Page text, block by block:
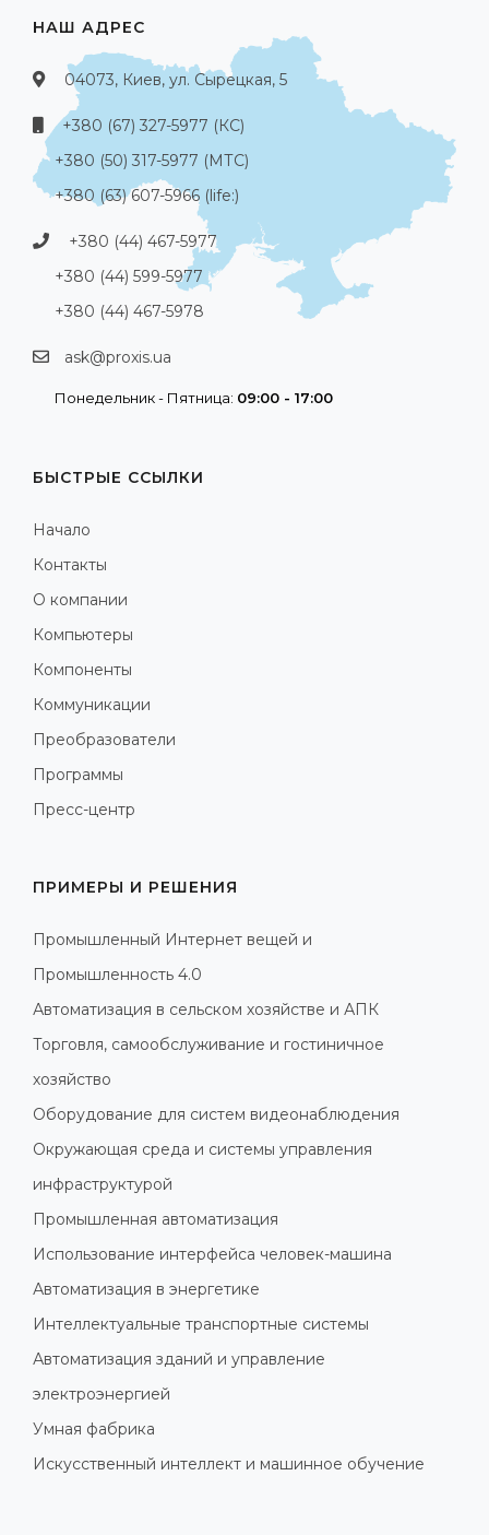
НАШ АДРЕС
04073, Киев, ул. Сырецкая, 5
+380 (67) 327-5977 (КС)
+380 (50) 317-5977 (МТС)
+380 (63) 607-5966 (life:)
+380 (44) 467-5977
+380 (44) 599-5977
+380 (44) 467-5978
ask@proxis.ua
Понедельник - Пятница: 09:00 - 17:00
БЫСТРЫЕ ССЫЛКИ
Начало
Контакты
О компании
Компьютеры
Компоненты
Коммуникации
Преобразователи
Программы
Пресс-центр
ПРИМЕРЫ И РЕШЕНИЯ
Промышленный Интернет вещей и
Промышленность 4.0
Автоматизация в сельском хозяйстве и АПК
Торговля, самообслуживание и гостиничное
хозяйство
Оборудование для систем видеонаблюдения
Окружающая среда и системы управления
инфраструктурой
Промышленная автоматизация
Использование интерфейса человек-машина
Автоматизация в энергетике
Интеллектуальные транспортные системы
Автоматизация зданий и управление
электроэнергией
Умная фабрика
Искусственный интеллект и машинное обучение